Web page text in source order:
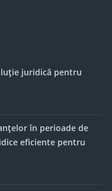
juridică pentru
în perioade de
eficiente pentru